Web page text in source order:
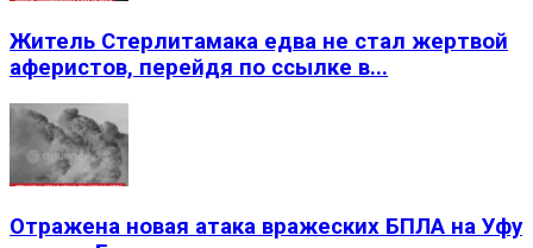
Житель Стерлитамака едва не стал жертвой
аферистов, перейдя по ссылке в...
Отражена новая атака вражеских БПЛА на Уфу